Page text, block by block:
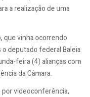
a realização de uma
que vinha ocorrendo
deputado federal Baleia
feira (4) alianças com
da Câmara.
por videoconferência,